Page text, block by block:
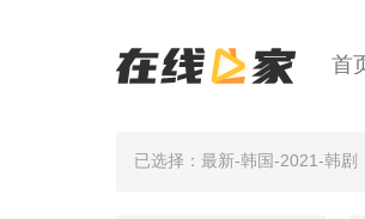
首
已选择：最新-韩国-2021-韩剧